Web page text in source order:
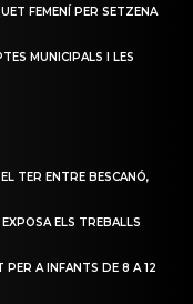
FEMENÍ PER SETZENA
MUNICIPALS I LES
TER ENTRE BESCANÓ,
ELS TREBALLS
PER A INFANTS DE 8 A 12